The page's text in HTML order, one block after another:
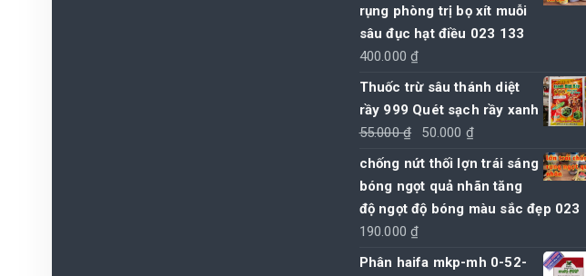
rụng phòng trị bọ xít muỗi
sâu đục hạt điều 023 133
400.000₫
Thuốc trừ sâu thánh diệt
rầy 999 Quét sạch rầy xanh
55.000₫
Giá
gốc
55.000 ₫.
50.000 ₫
hiện
tại
là:
chống nứt thối lợn trái sáng
bóng ngọt quả nhãn tăng
độ ngọt độ bóng màu sắc đẹp 023
190.000₫
Phân haifa mkp-mh 0-52-